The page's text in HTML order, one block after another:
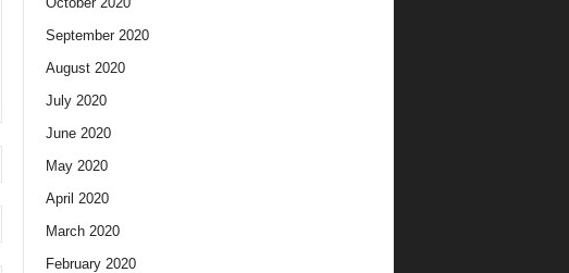
September 2020
August 2020
July 2020
June 2020
May 2020
April 2020
March 2020
February 2020